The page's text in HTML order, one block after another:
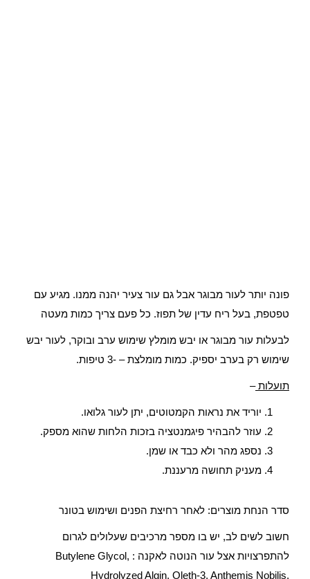
פונה יותר לעור מבוגר אבל גם עור צעיר יהנה ממנו. מגיע עם
טפטפת, בעל ריח עדין של תפוז. כל פעם צריך כמות מעטה
לבעלות עור מבוגר או יבש מומלץ שימוש ערב ובוקר, לעור יבש
שימוש רק בערב יספיק. כמות מומלצת – -3 טיפות.
תועלות–
יוריד את נראות הקמטוטים, יתן לעור גלואו.
עוזר להבהיר פיגמנטציה בזכות הלחות שהוא מספק.
נספג מהר ולא כבד או שמן.
מעניק תחושה מרעננת.
סדר הנחת מוצרים: לאחר רחיצת הפנים ושימוש בטונר
חשוב לשים לב, יש בו מספר מרכיבים שעלולים לגרום
להתפרצויות אצל עור הנוטה לאקנה : Butylene Glycol,
Hydrolyzed Algin, Oleth-3, Anthemis Nobilis,